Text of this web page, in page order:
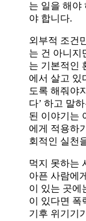
는 일을 해야
야 합니다.
외부적 조건
는 건 아니지
는 기본적인
에서 살고 있
도록 해줘야
다’ 하고 말
된 이야기는
에게 적용하
회적인 실천
먹지 못하는
아픈 사람에
이 있는 곳에
이 있다면 폭
기후 위기기